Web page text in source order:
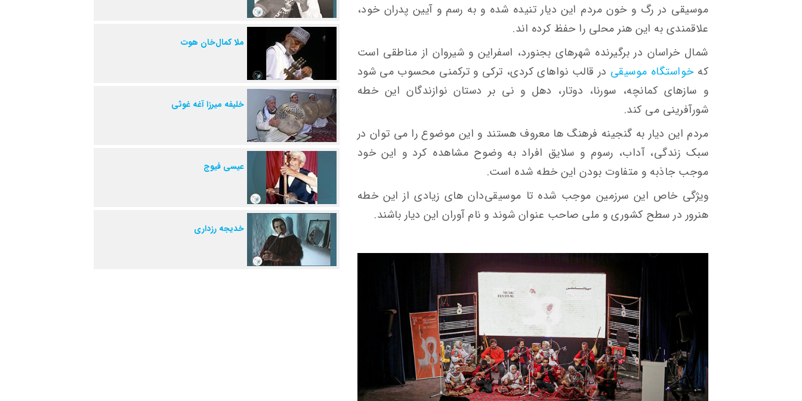
موسیقی در رگ و خون مردم این دیار تنیده شده و به رسم و آیین پدران خود،
علاقمندی به این هنر محلی را حفظ کرده اند.
شمال خراسان در برگیرنده شهرهای بجنورد، اسفراین و شیروان از مناطقی است
کهخواستگاه موسیقی در قالب نواهای کردی، ترکی و ترکمنی محسوب می شود
و سازهای کمانچه، سورنا، دوتار، دهل و نی بر دستان نوازندگان این خطه
شورآفرینی می کند.
مردم این دیار به گنجینه فرهنگ ها معروف هستند و این موضوع را می توان در
سبک زندگی، آداب، رسوم و سلایق افراد به وضوح مشاهده کرد و این خود
موجب جاذبه و متفاوت بودن این خطه شده است.
ویژگی خاص این سرزمین موجب شده تا موسیقی‌دان های زیادی از این خطه
هنرور در سطح کشوری و ملی صاحب عنوان شوند و نام آوران این دیار باشند.
ملا کمال‌خان هوت
خلیفه میرزا آغه غوثی
عیسی فیوج
خدیجه رزداری